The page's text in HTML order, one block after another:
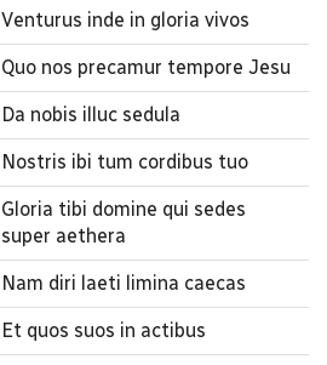
Venturus inde in gloria vivos
Quo nos precamur tempore Jesu
Da nobis illuc sedula
Nostris ibi tum cordibus tuo
Gloria tibi domine qui sedes
super aethera
Nam diri laeti limina caecas
Et quos suos in actibus